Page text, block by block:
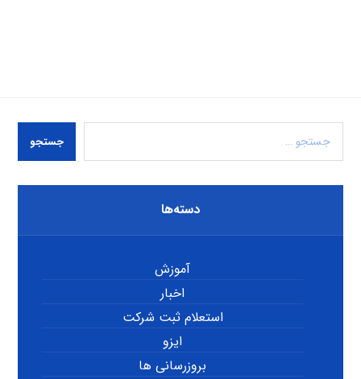
جستجو
دسته‌ها
آموزش
اخبار
استعلام ثبت شرکت
ایزو
بروزرسانی ها